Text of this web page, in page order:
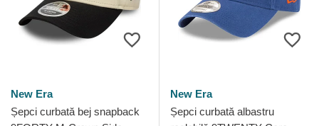
New Era
Șepci curbată bej snapback
New Era
Șepci curbată albastru